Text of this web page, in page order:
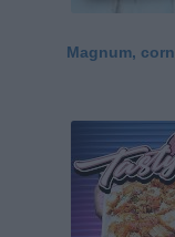
Magnum,